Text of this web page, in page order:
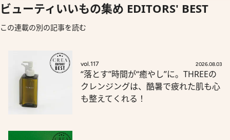
ビューティいいもの集め EDITORS' BEST
この連載の別の記事を読む
vol.117 2026.08.03
“落とす”時間が“癒やし”に。THREEの
クレンジングは、酷暑で疲れた肌も心
も整えてくれる！